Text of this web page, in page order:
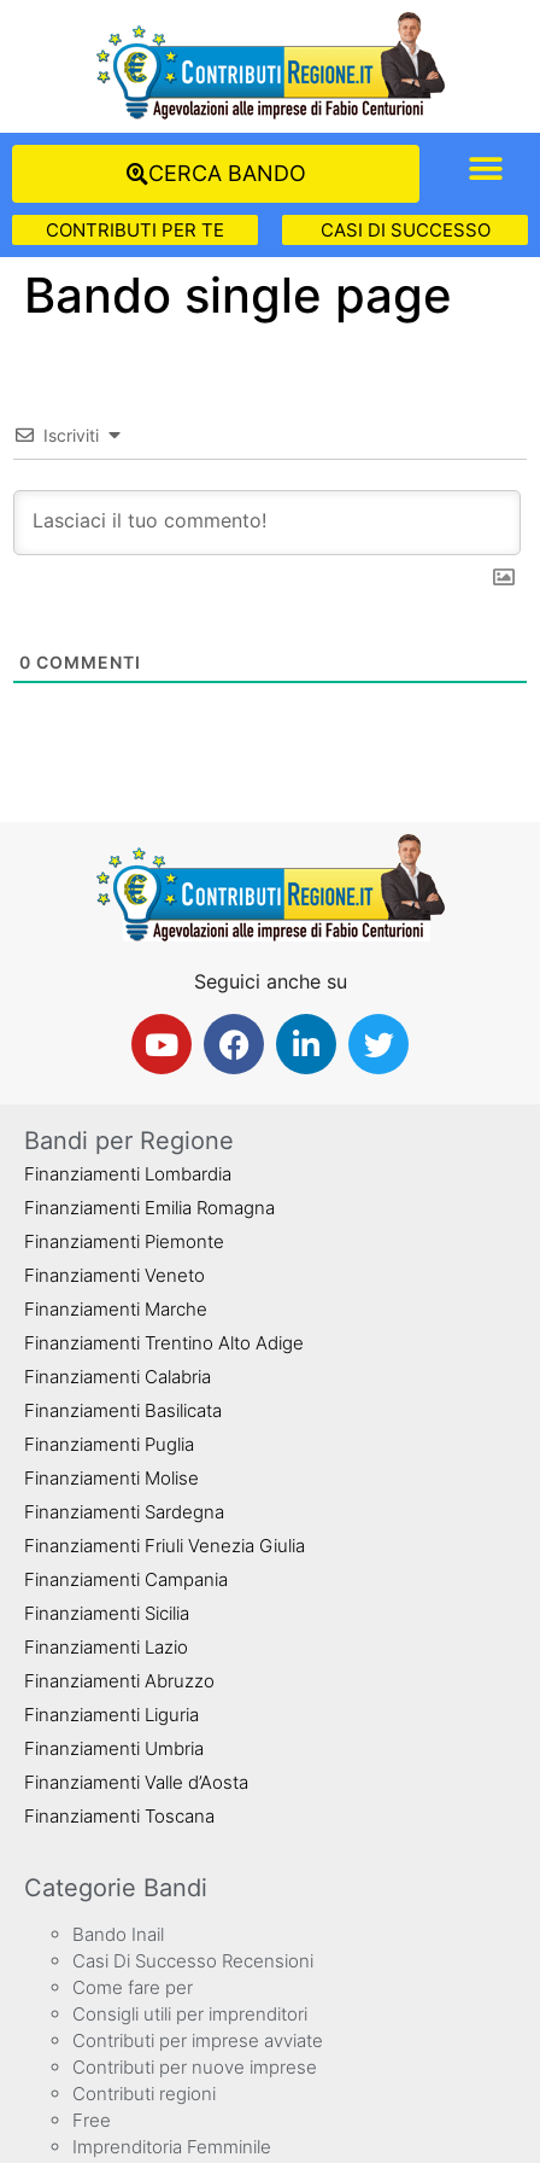
CERCA BANDO
CONTRIBUTI PER TE CASI DI SUCCESSO
Bando single page
Iscriviti
0 COMMENTI
Seguici anche su
Bandi per Regione
Finanziamenti Lombardia
Finanziamenti Emilia Romagna
Finanziamenti Piemonte
Finanziamenti Veneto
Finanziamenti Marche
Finanziamenti Trentino Alto Adige
Finanziamenti Calabria
Finanziamenti Basilicata
Finanziamenti Puglia
Finanziamenti Molise
Finanziamenti Sardegna
Finanziamenti Friuli Venezia Giulia
Finanziamenti Campania
Finanziamenti Sicilia
Finanziamenti Lazio
Finanziamenti Abruzzo
Finanziamenti Liguria
Finanziamenti Umbria
Finanziamenti Valle d’Aosta
Finanziamenti Toscana
Categorie Bandi
Bando Inail
Casi Di Successo Recensioni
Come fare per
Consigli utili per imprenditori
Contributi per imprese avviate
Contributi per nuove imprese
Contributi regioni
Free
Imprenditoria Femminile